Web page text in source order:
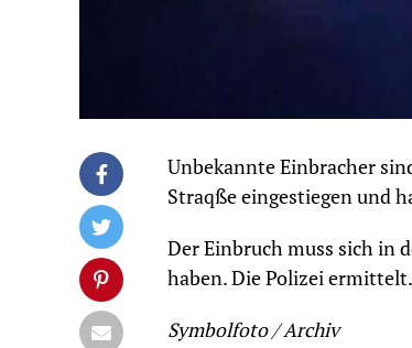
Unbekannte Einbracher
Straqße eingestiegen und
Der Einbruch muss sich in
haben. Die Polizei ermittelt.
Symbolfoto / Archiv